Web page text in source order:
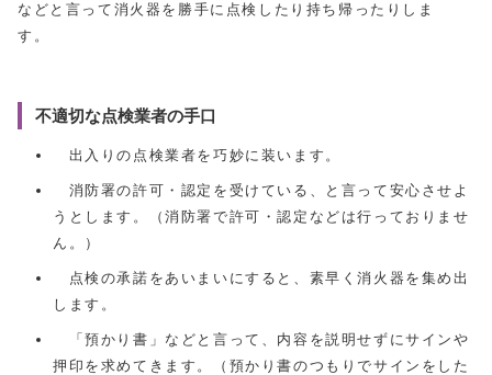
などと言って消火器を勝手に点検したり持ち帰ったりしま
す。
不適切な点検業者の手口
出入りの点検業者を巧妙に装います。
消防署の許可・認定を受けている、と言って安心させよ
うとします。（消防署で許可・認定などは行っておりませ
ん。）
点検の承諾をあいまいにすると、素早く消火器を集め出
します。
「預かり書」などと言って、内容を説明せずにサインや
押印を求めてきます。（預かり書のつもりでサインをした